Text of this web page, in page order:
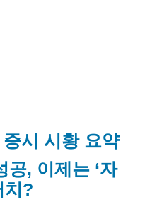
시 시황 요약
공, 이제는 ‘자
치?